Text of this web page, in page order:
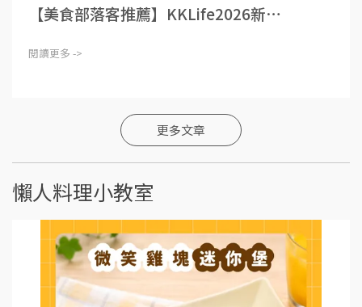
【美食部落客推薦】KKLife2026新⋯
閱讀更多 ->
更多文章
懶人料理小教室